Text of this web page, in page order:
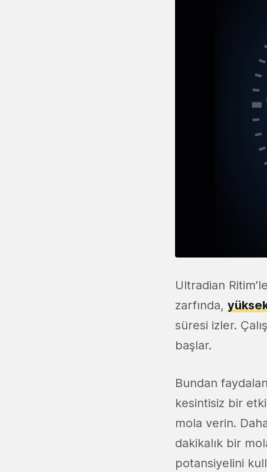
Ultradian
zarfında,
süresi izler.
başlar.
Bundan
kesintisiz bir
mola verin.
dakikalık bir
potansiyelini